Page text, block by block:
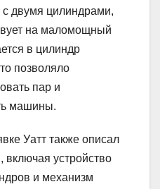
с двумя цилиндрами,
на маломощный
в цилиндр
позволяло
пар и
машины.
Уатт также описал
включая устройство
и механизм